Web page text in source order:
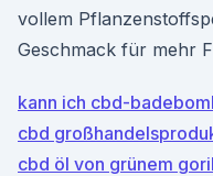
vollem
Geschmack für mehr
kann ich cbd-
cbd
cbd öl von grünem